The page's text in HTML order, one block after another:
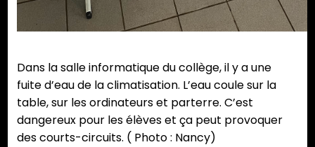
Dans la salle informatique du collège, il y a une
fuite d’eau de la climatisation. L’eau coule sur la
table, sur les ordinateurs et parterre. C’est
dangereux pour les élèves et ça peut provoquer
des courts-circuits. ( Photo : Nancy)